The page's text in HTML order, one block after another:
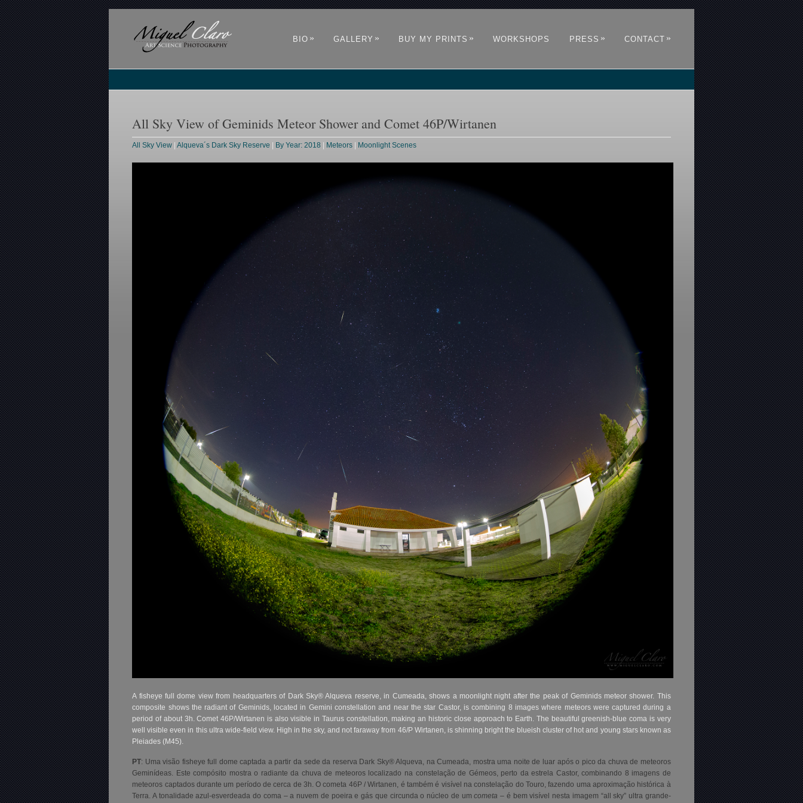
BIO » GALLERY » BUY MY PRINTS » WORKSHOPS PRESS » CONTACT »
All Sky View of Geminids Meteor Shower and Comet 46P/Wirtanen
All Sky View |Alqueva´s Dark Sky Reserve By Year: 2018 Meteors Moonlight Scenes
A fisheye full dome view from headquarters of Dark Sky® Alqueva reserve, in Cumeada, shows a moonlight night after the peak of Geminids meteor shower. This
composite shows the radiant of Geminids, located in Gemini constellation and near the star Castor, is combining 8 images where meteors were captured during a
period of about 3h. Comet 46P/Wirtanen is also visible in Taurus constellation, making an historic close approach to Earth. The beautiful greenish-blue coma is very
well visible even in this ultra wide-field view. High in the sky, and not faraway from 46/P Wirtanen, is shinning bright the blueish cluster of hot and young stars known as
Pleiades (M45).
PT: Uma visão fisheye full dome captada a partir da sede da reserva Dark Sky® Alqueva, na Cumeada, mostra uma noite de luar após o pico da chuva de meteoros
Geminídeas. Este compósito mostra o radiante da chuva de meteoros localizado na constelação de Gémeos, perto da estrela Castor, combinando 8 imagens de
meteoros captados durante um período de cerca de 3h. O cometa 46P / Wirtanen, é também é visível na constelação do Touro, fazendo uma aproximação histórica à
Terra. A tonalidade azul-esverdeada do coma – a nuvem de poeira e gás que circunda o núcleo de umcometa – é bem visível nesta imagem “all sky” ultra grande-